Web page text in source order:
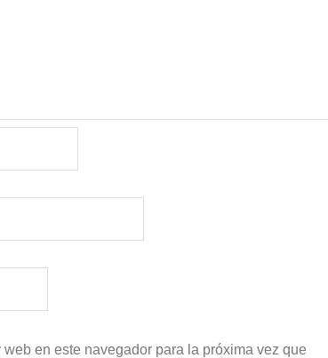
en este navegador para la próxima vez que